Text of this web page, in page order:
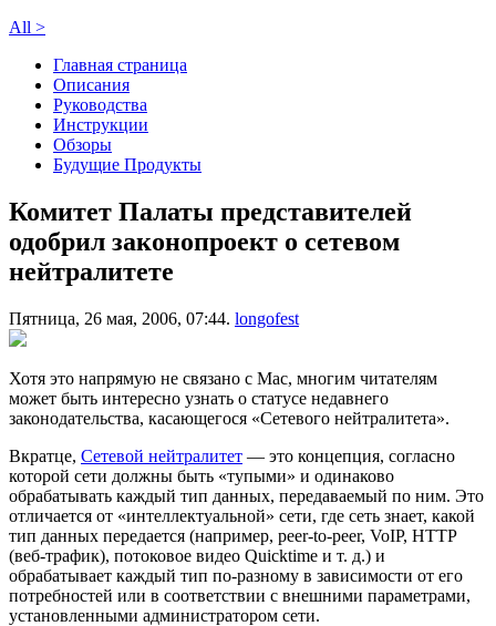
All >
Главная страница
Описания
Руководства
Инструкции
Обзоры
Будущие Продукты
Комитет Палаты представителей
одобрил законопроект о сетевом
нейтралитете
Пятница, 26 мая, 2006, 07:44. longofest
Хотя это напрямую не связано с Mac, многим читателям
может быть интересно узнать о статусе недавнего
законодательства, касающегося «Сетевого нейтралитета».
Вкратце, Сетевой нейтралитет — это концепция, согласно
которой сети должны быть «тупыми» и одинаково
обрабатывать каждый тип данных, передаваемый по ним. Это
отличается от «интеллектуальной» сети, где сеть знает, какой
тип данных передается (например, peer-to-peer, VoIP, HTTP
(веб-трафик), потоковое видео Quicktime и т. д.) и
обрабатывает каждый тип по-разному в зависимости от его
потребностей или в соответствии с внешними параметрами,
установленными администратором сети.